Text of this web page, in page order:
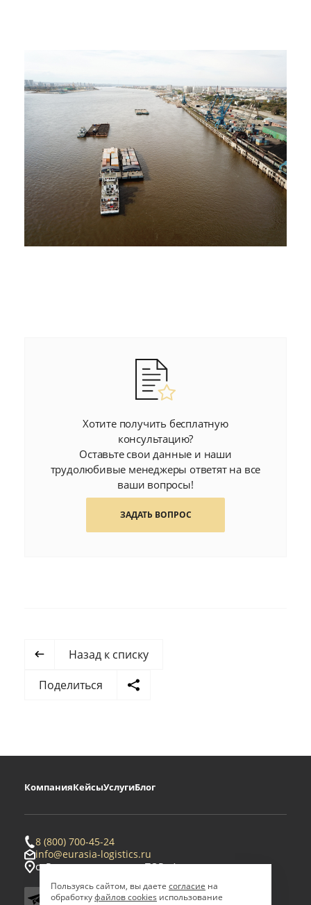
Хотите получить бесплатную
консультацию?
Оставьте свои данные и наши
трудолюбивые менеджеры ответят на все
ваши вопросы!
ЗАДАТЬ ВОПРОС
Назад к списку
Поделиться
КомпанияКейсыУслугиБлог
8 (800) 700-45-24
info@eurasia-logistics.ru
с. Ровное, территория ТОР «Амурская»
Пользуясь сайтом, вы даете согласие на
обработкуфайлов cookies использование